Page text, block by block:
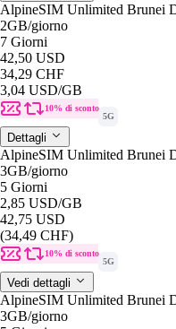
AlpineSIM Unlimited Brunei
2GB/giorno
7 Giorni
42,50 USD
34,29 CHF
3,04 USD/GB
10% di sconto
5G
Dettagli
AlpineSIM Unlimited Brunei
3GB/giorno
5 Giorni
2,85 USD/GB
42,75 USD
(34,49 CHF)
10% di sconto
5G
Vedi dettagli
AlpineSIM Unlimited Brunei
3GB/giorno